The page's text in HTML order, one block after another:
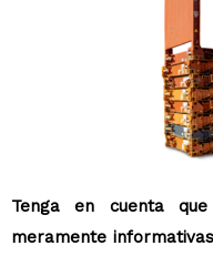
Tenga en cuenta
meramente